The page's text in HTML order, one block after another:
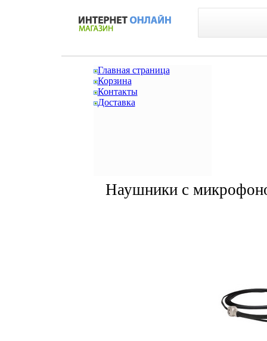
Главная страница
Корзина
Контакты
Доставка
Наушники с